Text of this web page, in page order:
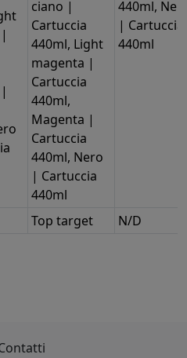
ciano |
Cartuccia
440ml, Light
magenta |
Cartuccia
440ml,
Magenta |
Cartuccia
440ml, Nero
| Cartuccia
440ml
440ml,
| Cartuccia
440ml
Top target N/D